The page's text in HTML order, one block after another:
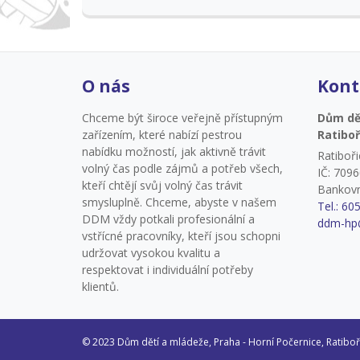
náčiním a osvojíme si týmovou spolupráci. Chybět
kterých děti procestují Itálii. Tábor je plný vůní,
připraveného jídla. Vaříme ve dvou termínech, ale
vždy stejná dobrodružství – přihlášení je možné
jen na jeden turnus, aby si vaření užilo co nejvíc
dětí! Platba do 31. 5. 2026, vrácení platby pouze v
případě zajištění náhradníka. Přednostní právo
přihlášení do 8. 3. 2026 budou mít děti, které byly
na tomto táboře v loňském roce nebo v
uplynulém školním roce navštěvovaly kroužek
Vařečka junior nebo Kuchařský klub.
O nás
Chceme být široce veřejně přístupným
zařízením, které nabízí pestrou
nabídku možností, jak aktivně trávit
volný čas podle zájmů a potřeb všech,
kteří chtějí svůj volný čas trávit
smysluplně. Chceme, abyste v našem
DDM vždy potkali profesionální a
vstřícné pracovníky, kteří jsou schopni
udržovat vysokou kvalitu a
respektovat i individuální potřeby
klientů.
Dům
IČ:
Tel.:
ddm-
© 2023 Dům dětí a mládeže, Praha - Horní Počernice,